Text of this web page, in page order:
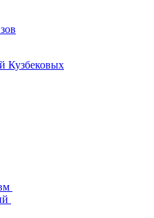
Кузбековых